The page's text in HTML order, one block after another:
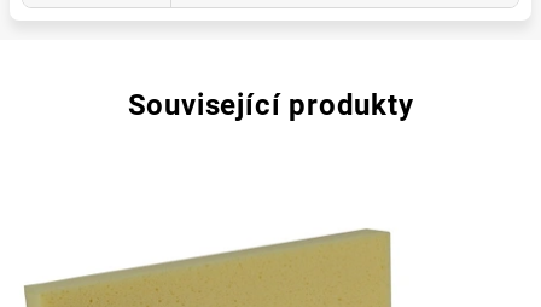
Související produkty